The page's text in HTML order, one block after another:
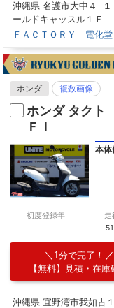
沖縄県 名護市大中４−
ールドキャッスル１Ｆ
ＦＡＣＴＯＲＹ 電化堂
ホンダ 複数画像
ホンダ タク
ＦＩ
本体
初度登録年
―
走
1分で完了！
【無料】見積・在庫
沖縄県 宜野湾市我如古